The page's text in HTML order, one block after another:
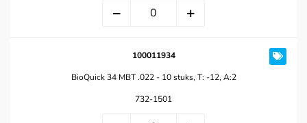
100011934
BioQuick 34 MBT .022 - 10 stuks, T: -12, A:2
732-1501